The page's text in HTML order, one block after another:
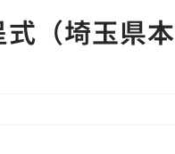
式（埼玉県本